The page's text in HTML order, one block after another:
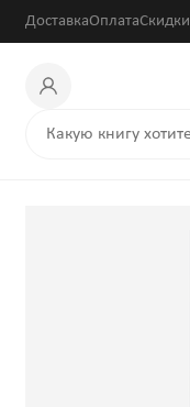
ДоставкаОплатаСкидки